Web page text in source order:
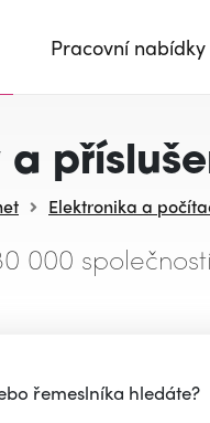
Pracovní nabídky
Elektronika a
000
řemeslníka hledáte?